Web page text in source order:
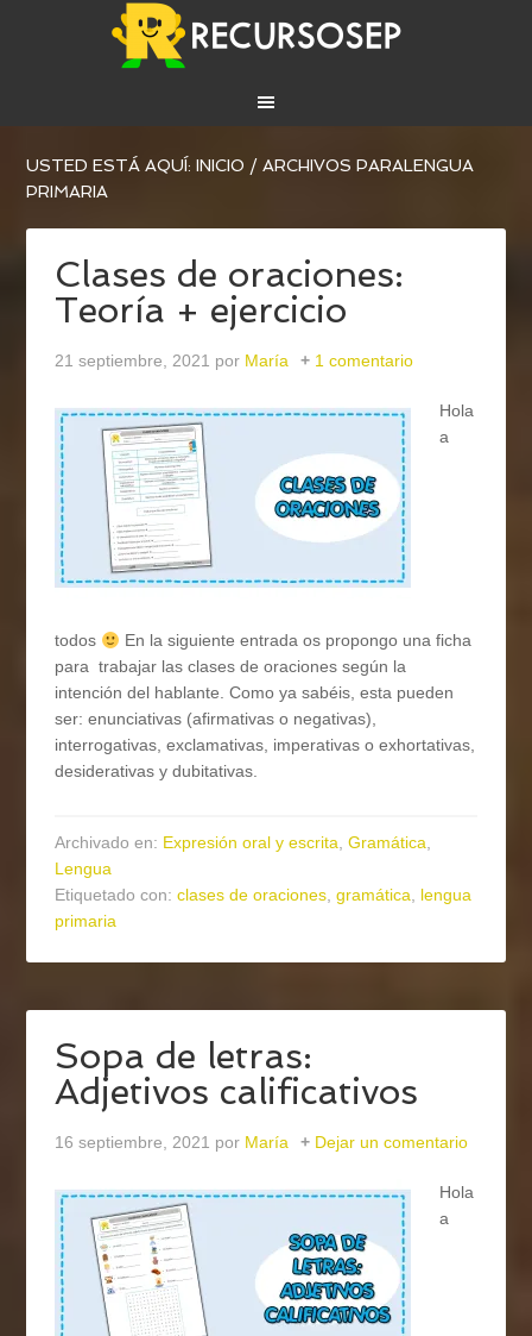
USTED ESTÁ AQUÍ:INICIO / ARCHIVOS PARALENGUA
PRIMARIA
Clases de oraciones:
Teoría + ejercicio
21 septiembre, 2021 por María 1 comentario
Hola
a
todos
En la siguiente entrada os propongo una ficha
para trabajar las clases de oraciones según la
intención del hablante. Como ya sabéis, esta pueden
ser: enunciativas (afirmativas o negativas),
interrogativas, exclamativas, imperativas o exhortativas,
desiderativas y dubitativas.
Archivado en: Expresión oral y escrita,Gramática,
Lengua
Etiquetado con:clases de oraciones,gramática, lengua
primaria
Sopa de letras:
Adjetivos calificativos
16 septiembre, 2021 por María Dejar un comentario
Hola
a